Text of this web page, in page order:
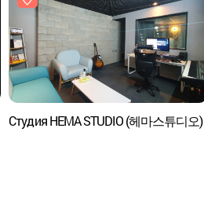
Студия HEMA STUDIO (헤마스튜디오)